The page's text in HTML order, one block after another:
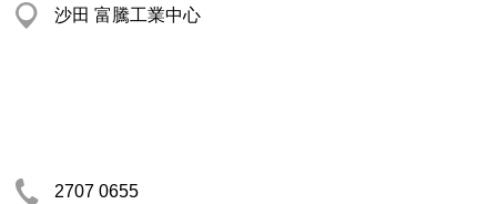
沙田 富騰工業中心
2707 0655